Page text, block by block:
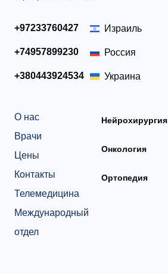
+97233760427 Израиль
+74957899230 Россия
+380443924534 Украина
О нас
Врачи
Цены
Контакты
Телемедицина
Международный
отдел
Нейрохирургия
Онкология
Ортопедия